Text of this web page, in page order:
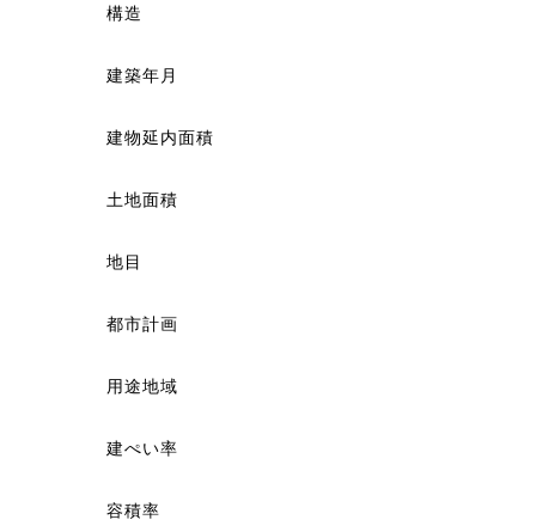
構造
建築年月
建物延内面積
土地面積
地目
都市計画
用途地域
建ぺい率
容積率